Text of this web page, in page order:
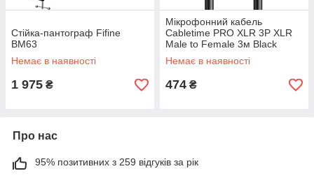
Стійка-пантограф Fifine
BM63
Немає в наявності
1 975 ₴
Мікрофонний кабель
Cabletime PRO XLR 3P XLR
Male to Female 3м Black
(CF24N)
Немає в наявності
474 ₴
Про нас
95% позитивних з 259 відгуків за рік